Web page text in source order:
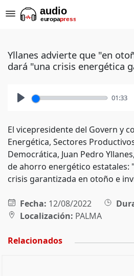
Yllanes advierte que "en
dará "una crisis energética
01:33
El vicepresidente del Govern y
Energética, Sectores
Democrática, Juan Pedro
de ahorro energético estatales:
crisis garantizada en otoño e
Fecha: 12/08/2022
Localización: PALMA
Relacionados